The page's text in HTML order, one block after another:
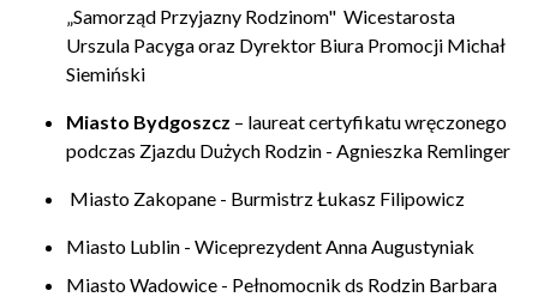
„Samorząd Przyjazny Rodzinom" Wicestarosta
Urszula Pacyga oraz Dyrektor Biura Promocji Michał
Siemiński
Miasto Bydgoszcz – laureat certyfikatu wręczonego
podczas Zjazdu Dużych Rodzin - Agnieszka Remlinger
Miasto Zakopane - Burmistrz Łukasz Filipowicz
Miasto Lublin - Wiceprezydent Anna Augustyniak
Miasto Wadowice - Pełnomocnik ds Rodzin Barbara